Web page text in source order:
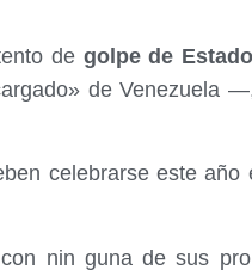
de golpe de Estado
de Venezuela
celebrarse este
nin guna de sus